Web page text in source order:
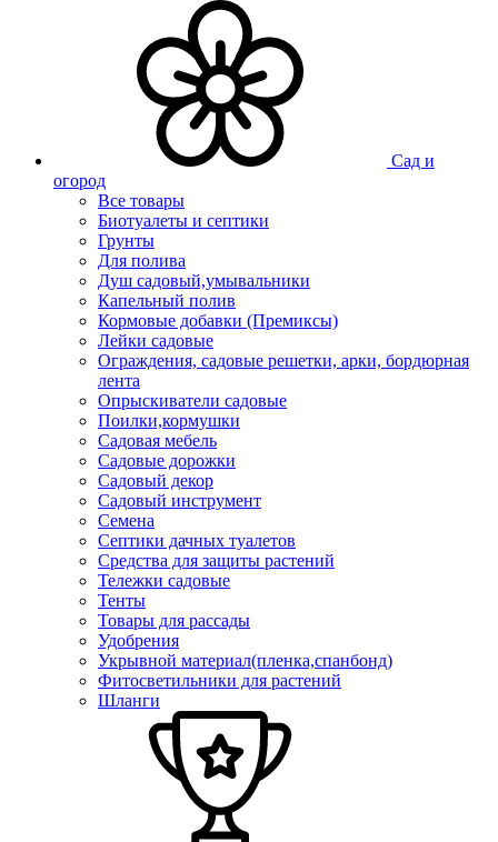
Сад и
огород
Все товары
Биотуалеты и септики
Грунты
Для полива
Душ садовый,умывальники
Капельный полив
Кормовые добавки (Премиксы)
Лейки садовые
Ограждения, садовые решетки, арки, бордюрная
лента
Опрыскиватели садовые
Поилки,кормушки
Садовая мебель
Садовые дорожки
Садовый декор
Садовый инструмент
Семена
Септики дачных туалетов
Средства для защиты растений
Тележки садовые
Тенты
Товары для рассады
Удобрения
Укрывной материал(пленка,спанбонд)
Фитосветильники для растений
Шланги